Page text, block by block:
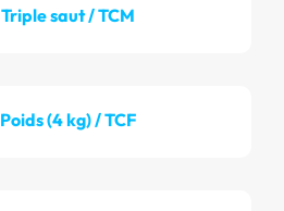
Triple saut / TCM
Poids (4 kg) / TCF